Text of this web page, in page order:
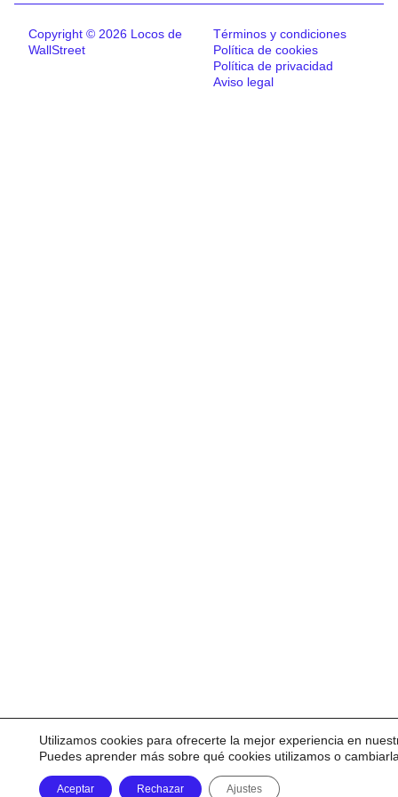
Copyright © 2026 Locos de
WallStreet
Términos y condiciones
Política de cookies
Política de privacidad
Aviso legal
Utilizamos cookies para ofrecerte la mejor experiencia en
Puedes aprender más sobre qué cookies utilizamos o
Aceptar Rechazar Ajustes